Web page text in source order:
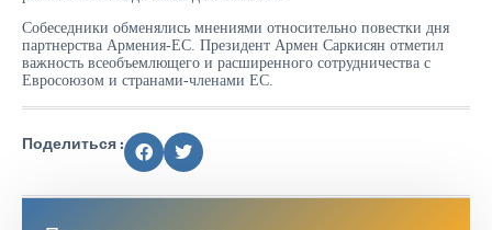
Собеседники обменялись мнениями относительно повестки дня
партнерства Армения-ЕС. Президент Армен Саркисян отметил
важность всеобъемлющего и расширенного сотрудничества с
Евросоюзом и странами-членами ЕС.
Поделиться :